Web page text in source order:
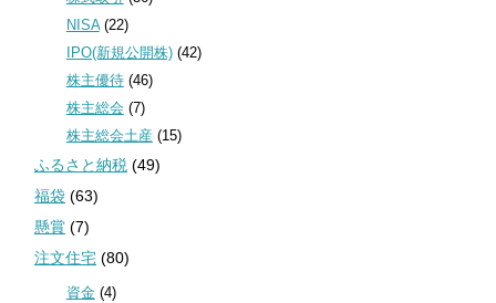
NISA(22)
IPO(新規公開株)(42)
株主優待(46)
株主総会 (7)
株主総会土産 (15)
ふるさと納税 (49)
福袋 (63)
懸賞 (7)
注文住宅 (80)
資金(4)